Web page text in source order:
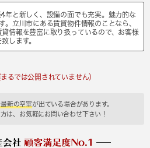
年と新しく、設備の面でも充実。魅力的な
。立川市にある賃貸物件情報のことなら、
情報を豊富に取り扱っているので、お客様
します。
るでは公開されていません）
新の空室が出ている場合があります。
は、お気軽にお問い合わせ下さい！